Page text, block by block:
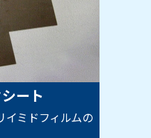
ート
イミドフィルムの